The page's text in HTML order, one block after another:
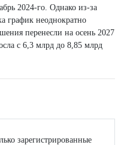
2024-го. Однако из-за
график неоднократно
перенесли на осень 2027
с 6,3 млрд до 8,85 млрд
зарегистрированные